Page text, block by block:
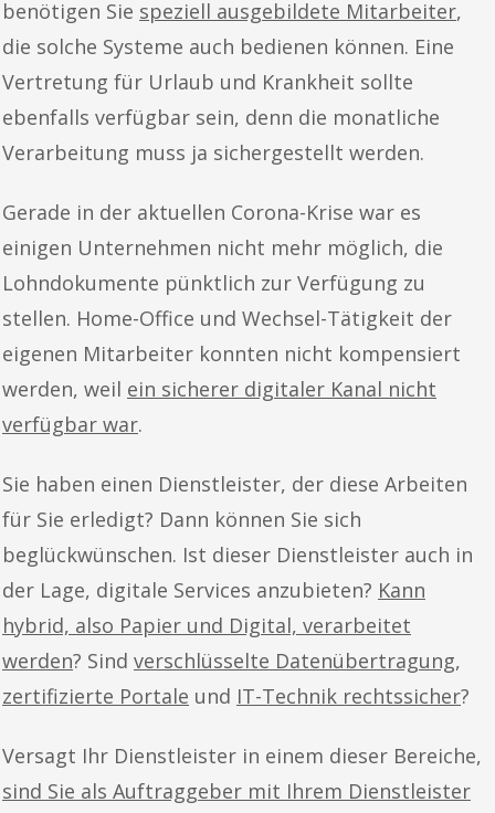
benötigen Sie speziell ausgebildete Mitarbeiter,
die solche Systeme auch bedienen können. Eine
Vertretung für Urlaub und Krankheit sollte
ebenfalls verfügbar sein, denn die monatliche
Verarbeitung muss ja sichergestellt werden.
Gerade in der aktuellen Corona-Krise war es
einigen Unternehmen nicht mehr möglich, die
Lohndokumente pünktlich zur Verfügung zu
stellen. Home-Office und Wechsel-Tätigkeit der
eigenen Mitarbeiter konnten nicht kompensiert
werden, weil ein sicherer digitaler Kanal nicht
verfügbar war.
Sie haben einen Dienstleister, der diese Arbeiten
für Sie erledigt? Dann können Sie sich
beglückwünschen. Ist dieser Dienstleister auch in
der Lage, digitale Services anzubieten? Kann
hybrid, also Papier und Digital, verarbeitet
werden? Sind verschlüsselte Datenübertragung,
zertifizierte Portale und IT-Technik rechtssicher?
Versagt Ihr Dienstleister in einem dieser Bereiche,
sind Sie als Auftraggeber mit Ihrem Dienstleister